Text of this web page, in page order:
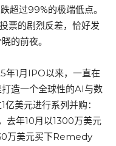
超过99%的极端低点。
票的剧烈反差，恰好发
的前夜。
年1月IPO以来，一直在
造一个全球性的AI与数
美元进行系列并购：
年10月以1300万美元
万美元买下Remedy